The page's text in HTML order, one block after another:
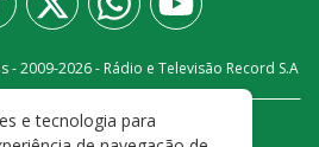
- 2009-2026- Rádio e Televisão Record S.A
CONOSCO PRIVACIDADE
e tecnologia para